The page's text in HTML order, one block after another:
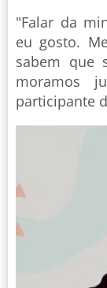
"Falar da
eu gosto.
sabem que
moramos
participante